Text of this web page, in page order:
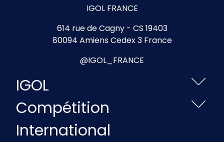
IGOL FRANCE
614 rue de Cagny - CS 19403
80094 Amiens Cedex 3 France
@IGOL_FRANCE
IGOL
Compétition
International